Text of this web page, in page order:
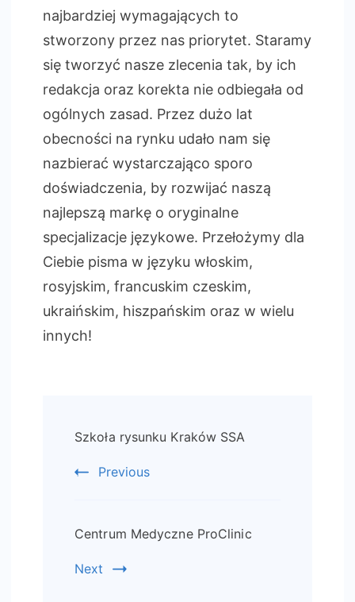
najbardziej wymagających to
stworzony przez nas priorytet. Staramy
się tworzyć nasze zlecenia tak, by ich
redakcja oraz korekta nie odbiegała od
ogólnych zasad. Przez dużo lat
obecności na rynku udało nam się
nazbierać wystarczająco sporo
doświadczenia, by rozwijać naszą
najlepszą markę o oryginalne
specjalizacje językowe. Przełożymy dla
Ciebie pisma w języku włoskim,
rosyjskim, francuskim czeskim,
ukraińskim, hiszpańskim oraz w wielu
innych!
Navigation
Szkoła rysunku Kraków SSA
Previous
Centrum Medyczne ProClinic
Next